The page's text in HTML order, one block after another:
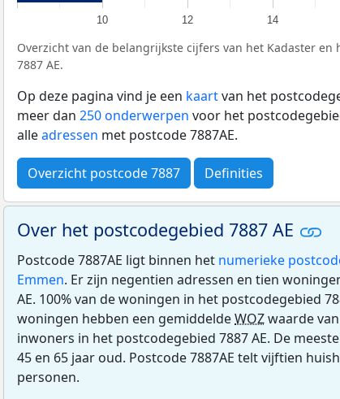
10 12 14
Overzicht van de belangrijkste cijfers van het Kadaster en
7887 AE.
Op deze pagina vind je een kaartvan het
meer dan 250 onderwerpen voor het
alleadressen met postcode 7887AE.
Overzicht postcode 7887 Definities
Over het postcodegebied 7887 AE
Postcode 7887AE ligt binnen het numerieke
Emmen. Er zijn negentien adressen en tien
AE. 100% van de woningen in het postcodegebied
woningen hebben een gemiddeldeWOZwaarde
inwoners in het postcodegebied 7887 AE. De
45 en 65 jaar oud. Postcode 7887AE telt vijftien
personen.